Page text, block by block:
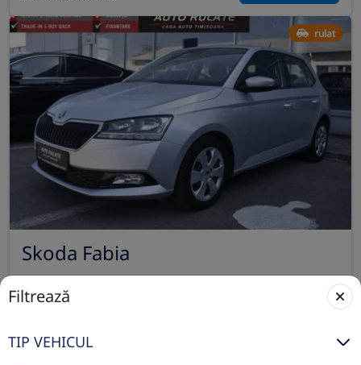
rulat
Skoda Fabia
65.887 km
Filtrează
TIP VEHICUL